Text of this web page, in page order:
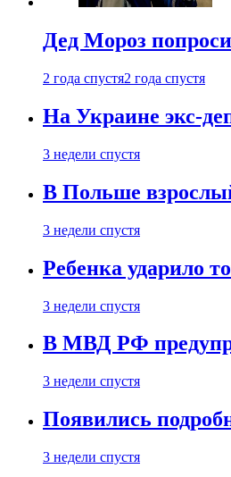
Дед Мороз
2 года спустя2 года спустя
На Украине экс-
3 недели спустя
В Польше
3 недели спустя
Ребенка ударило
3 недели спустя
В МВД РФ
3 недели спустя
Появились
3 недели спустя